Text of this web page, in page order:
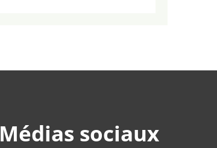
Médias sociaux